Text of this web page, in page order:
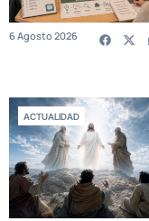
6 Agosto 2026
ACTUALIDAD